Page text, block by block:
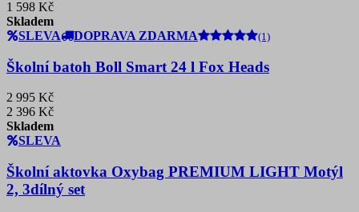
1 598 Kč
Skladem
SLEVA
DOPRAVA ZDARMA (1)
Školní batoh Boll Smart 24 l Fox Heads
2 995 Kč
2 396 Kč
Skladem
SLEVA
Školní aktovka Oxybag PREMIUM LIGHT Motýl
2, 3dílný set